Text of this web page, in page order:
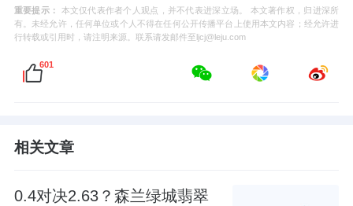
重要提示：
本文仅代表作者个人观点，并不代表进深立场。 本文著作权，归进深所
有。未经允许，任何单位或个人不得在任何公开传播平台上使用本文内容；经允许进
行转载或引用时，请注明来源。联系请发邮件至ljcj@leju.com
601
相关文章
0.4对决2.63？森兰绿城翡翠